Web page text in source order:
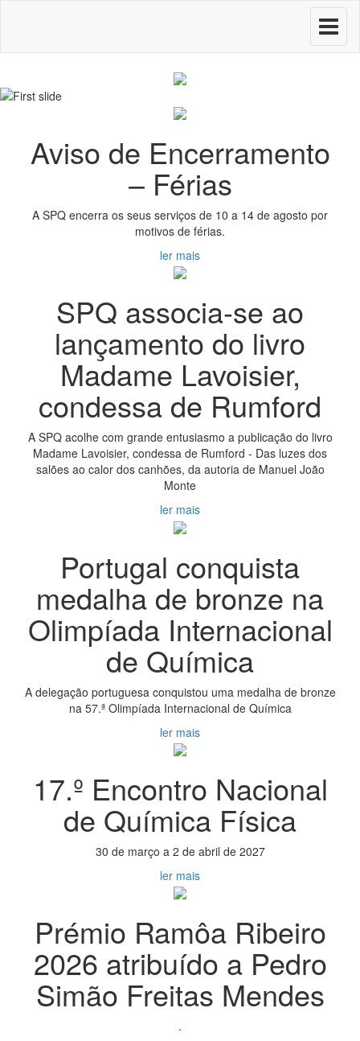
Toggle
Aviso de Encerramento
– Férias
A SPQ encerra os seus serviços de 10 a 14 de agosto por
motivos de férias.
ler mais
SPQ associa-se ao
lançamento do livro
Madame Lavoisier,
condessa de Rumford
A SPQ acolhe com grande entusiasmo a publicação do livro
Madame Lavoisier, condessa de Rumford - Das luzes dos
salões ao calor dos canhões, da autoria de Manuel João
Monte
ler mais
Portugal conquista
medalha de bronze na
Olimpíada Internacional
de Química
A delegação portuguesa conquistou uma medalha de bronze
na 57.ª Olimpíada Internacional de Química
ler mais
17.º Encontro Nacional
de Química Física
30 de março a 2 de abril de 2027
ler mais
Prémio Ramôa Ribeiro
2026 atribuído a Pedro
Simão Freitas Mendes
.